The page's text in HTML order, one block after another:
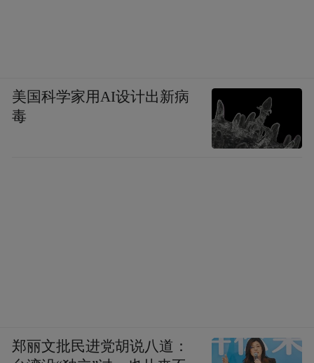
美国科学家用AI设计出新病
毒
郑丽文批民进党胡说八道：